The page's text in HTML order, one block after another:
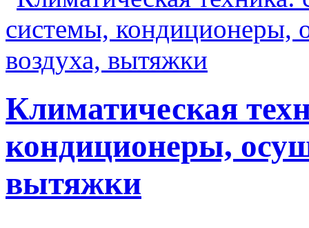
Климатическая
кондиционеры,
вытяжки